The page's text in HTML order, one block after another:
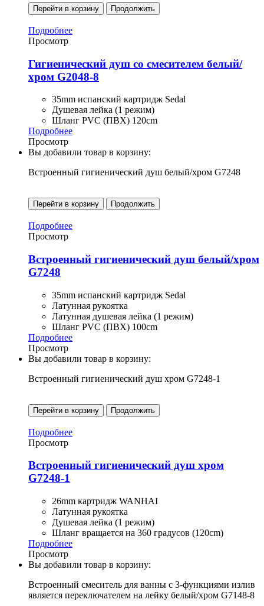
Перейти в корзину Продолжить
Подробнее
Просмотр
Гигиенический душ со смесителем белый/
хром G2048-8
35mm испанский картридж Sedal
Душевая лейка (1 режим)
Шланг PVC (ПВХ) 120cm
Подробнее
Просмотр
Вы добавили товар в корзину:
Встроенный гигиенический душ белый/хром G7248
Перейти в корзину Продолжить
Подробнее
Просмотр
Встроенный гигиенический душ белый/хром
G7248
35mm испанский картридж Sedal
Латунная рукоятка
Латунная душевая лейка (1 режим)
Шланг PVC (ПВХ) 100cm
Подробнее
Просмотр
Вы добавили товар в корзину:
Встроенный гигиенический душ хром G7248-1
Перейти в корзину Продолжить
Подробнее
Просмотр
Встроенный гигиенический душ хром
G7248-1
26mm картридж WANHAI
Латунная рукоятка
Душевая лейка (1 режим)
Шланг вращается на 360 градусов (120cm)
Подробнее
Просмотр
Вы добавили товар в корзину:
Встроенный смеситель для ванны с 3-функциями излив
является переключателем на лейку белый/хром G7148-8